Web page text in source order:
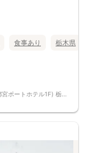
食事あり 栃木県